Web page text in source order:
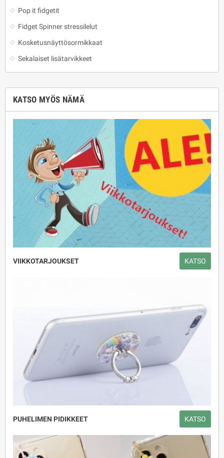
Pop it fidgetit
Fidget Spinner stressilelut
Kosketusnäyttösormikkaat
Sekalaiset lisätarvikkeet
KATSO MYÖS NÄMÄ
VIIKKOTARJOUKSET KATSO
PUHELIMEN PIDIKKEET KATSO